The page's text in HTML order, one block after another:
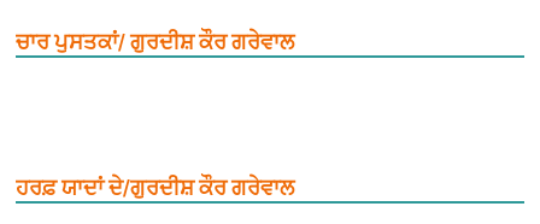
ਚਾਰ ਪੁਸਤਕਾਂ/ ਗੁਰਦੀਸ਼ ਕੌਰ ਗਰੇਵਾਲ
ਹਰਫ਼ ਯਾਦਾਂ ਦੇ/ਗੁਰਦੀਸ਼ ਕੌਰ ਗਰੇਵਾਲ